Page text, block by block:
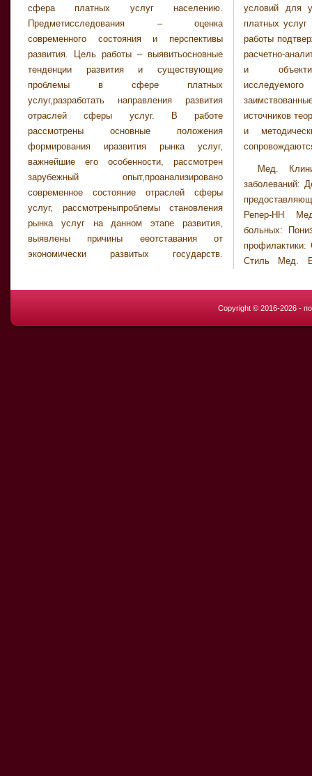
сфера платных услуг населению.
Предметисследования – оценка
современного состояния и перспективы
развития. Цель работы – выявитьосновные
тенденции развития и существующие
проблемы в сфере платных
услуг,разработать направления развития
отраслей сферы услуг. В работе
рассмотрены основные положения
формирования иразвития рынка услуг,
важнейшие его особенности, рассмотрен
зарубежный опыт,проанализировано
современное состояние отраслей сферы
услуг, рассмотреныпроблемы становления
рынка услуг на данном этапе развития,
выявлены причины ееотставания от
экономически развитых государств.
условий для устойчивого развития сферы
платных услуг в РеспубликеБеларусь.Автор
работы подтверждает,что приведенный в ней
расчетно-аналитиче­ский материал правильно
и объективноотражает состояние
исследуемого про­цесса, а все
заимствованные из литературныхи других
источников теоретиче­ские, методологические
и методические положения иконцепции
Мед.
заболеваний:
Репер-НН
больных:
Стиль Мед.
Copyright © 2016-2026 -